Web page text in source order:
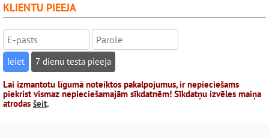
KLIENTU PIEEJA
7 dienu testa pieeja
Lai izmantotu līgumā noteiktos pakalpojumus, ir nepieciešams
piekrist vismaz nepieciešamajām sīkdatnēm! Sīkdatņu izvēles maiņa
atrodas šeit.